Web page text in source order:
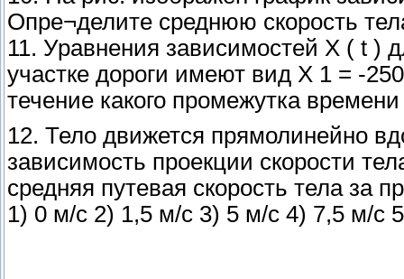
Опре¬делите среднюю скорость
11. Уравнения зависимостей Х ( t )
участке дороги имеют вид X 1 = -
течение какого промежутка
12. Тело движется прямолинейно
зависимость проекции скорости
средняя путевая скорость тела за
1) 0 м/с 2) 1,5 м/с 3) 5 м/с 4) 7,5 м/с